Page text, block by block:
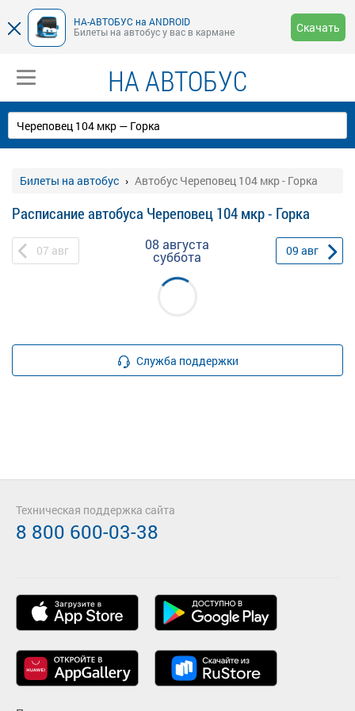
НА-АВТОБУС на ANDROID
Билеты на автобус у вас в кармане
Скачать
НА АВТОБУС
Билеты на автобус Автобус Череповец 104 мкр - Горка
Расписание автобуса Череповец 104 мкр - Горка
07 авг 08 августа
суббота 09 авг
Служба поддержки
Техническая поддержка сайта
8 800 600-03-38